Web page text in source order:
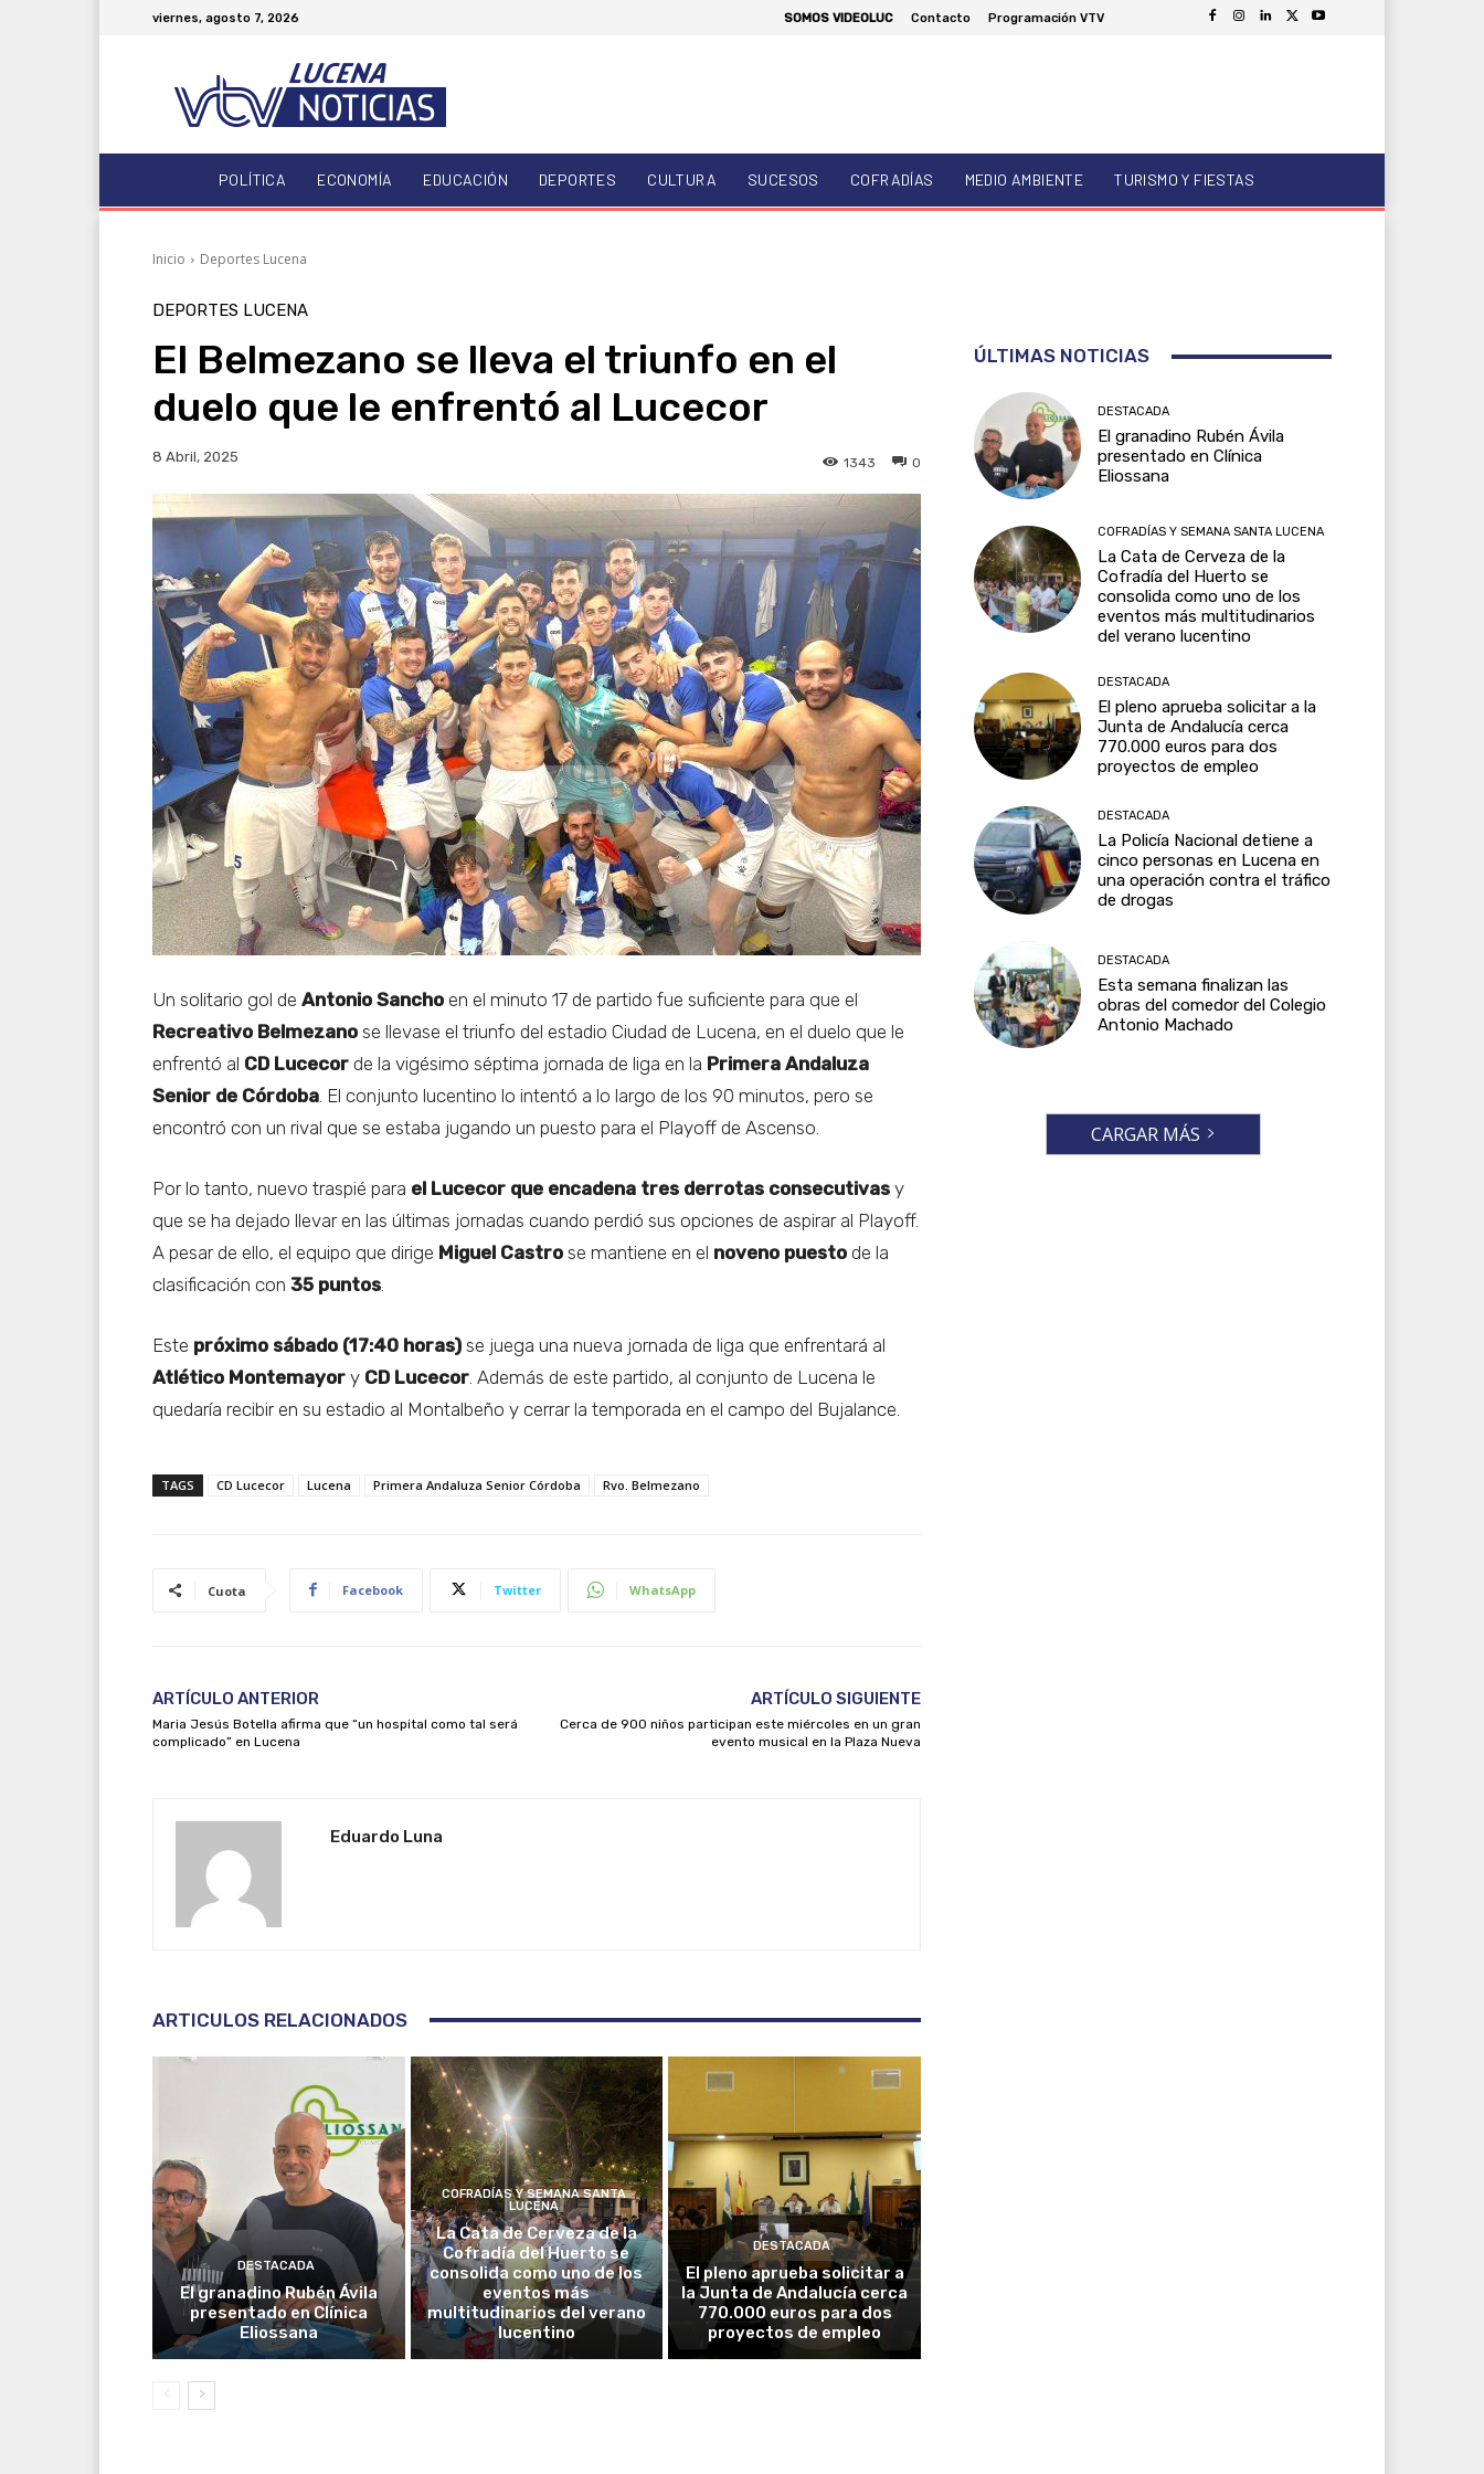
viernes, agosto 7, 2026 SOMOS VIDEOLUC Contacto Programación VTV
POLÍTICA ECONOMÍA EDUCACIÓN DEPORTES CULTURA SUCESOS COFRADÍAS MEDIO AMBIENTE TURISMO Y FIESTAS
Inicio Deportes Lucena
DEPORTES LUCENA
El Belmezano se lleva el triunfo en el
duelo que le enfrentó al Lucecor
8 Abril, 2025 0
1343
Un solitario gol de Antonio Sancho en el minuto 17 de partido fue suficiente para que el
Recreativo Belmezano se llevase el triunfo del estadio Ciudad de Lucena, en el duelo que le
enfrentó al CD Lucecor de la vigésimo séptima jornada de liga en la Primera Andaluza
Senior de Córdoba . El conjunto lucentino lo intentó a lo largo de los 90 minutos, pero se
encontró con un rival que se estaba jugando un puesto para el Playoff de Ascenso.
Por lo tanto, nuevo traspié para el Lucecor que encadena tres derrotas consecutivas y
que se ha dejado llevar en las últimas jornadas cuando perdió sus opciones de aspirar al Playoff.
A pesar de ello, el equipo que dirige Miguel Castro se mantiene en el noveno puesto de la
clasificación con 35 puntos
Este próximo sábado (17:40 horas) se juega una nueva jornada de liga que enfrentará al
Atlético Montemayor y CD Lucecor . Además de este partido, al conjunto de Lucena le
quedaría recibir en su estadio al Montalbeño y cerrar la temporada en el campo del Bujalance.
TAGS CD Lucecor Lucena Primera Andaluza Senior Córdoba Rvo. Belmezano
Cuota Facebook Twitter WhatsApp
ARTÍCULO ANTERIOR
Maria Jesús Botella afirma que “un hospital como tal será
complicado” en Lucena
ARTÍCULO SIGUIENTE
Cerca de 900 niños participan este miércoles en un gran
evento musical en la Plaza Nueva
Eduardo Luna
ARTICULOS RELACIONADOS
DESTACADA
El granadino Rubén Ávila
presentado en Clínica
Eliossana
COFRADÍAS Y SEMANA SANTA
LUCENA
La Cata de Cerveza de la
Cofradía del Huerto se
consolida como uno de los
eventos más
multitudinarios del verano
lucentino
DESTACADA
El pleno aprueba solicitar a
la Junta de Andalucía cerca
770.000 euros para dos
proyectos de empleo
ÚLTIMAS NOTICIAS
DESTACADA
El granadino Rubén Ávila
presentado en Clínica
Eliossana
COFRADÍAS Y SEMANA SANTA LUCENA
La Cata de Cerveza de la
Cofradía del Huerto se
consolida como uno de los
eventos más multitudinarios
del verano lucentino
DESTACADA
El pleno aprueba solicitar a la
Junta de Andalucía cerca
770.000 euros para dos
proyectos de empleo
DESTACADA
La Policía Nacional detiene a
cinco personas en Lucena en
una operación contra el tráfico
de drogas
DESTACADA
Esta semana finalizan las
obras del comedor del Colegio
Antonio Machado
CARGAR MÁS